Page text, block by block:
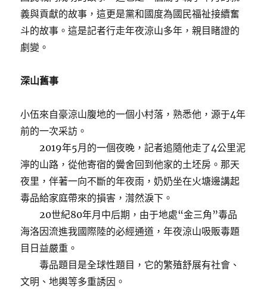
義與貢獻的故事，這更是黨和國度為國民福祉接續奮
斗的故事。這是記者行走年夜涼山多年，親目睹證的
劇變。
深山舊事
小伍來自豪涼山腹地的一個小村落，熟悉他，源于4年
前的一次采訪。
2019年5月的一個夜晚，記者追隨他走了4公里泥
濘的山路，從他寄宿的黌舍回到他家的土坯房。那天
夜里，伴著一向不斷的年夜雨，奶奶坐在火塘邊講起
毒品給家庭帶來的損害，潸然淚下。
20世紀80年月中后期，由于地處“金三角”毒品
海洛因流進我國際陸的必經通道，年夜涼山吸販毒題
目日益嚴重。
毒品題目是全球性題目，它的繁殖舒展有社會、
文明、地輿等多重誘因。